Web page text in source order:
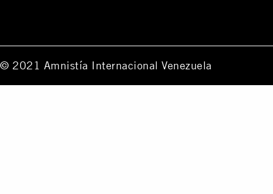
© 2021 Amnistía Internacional Venezuela